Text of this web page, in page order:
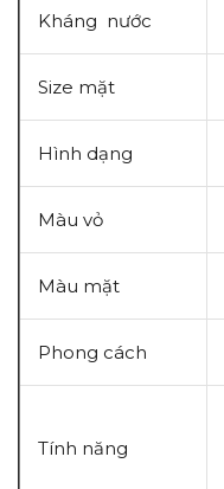
Kháng nước
Size mặt
Hình dạng
Màu vỏ
Màu mặt
Phong cách
Tính năng